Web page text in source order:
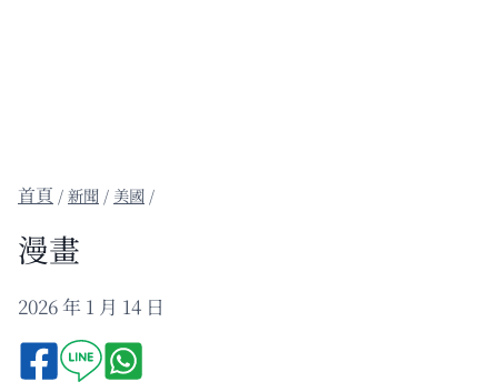
/新聞 / 美國 /
漫畫
2026 年 1 月 14 日